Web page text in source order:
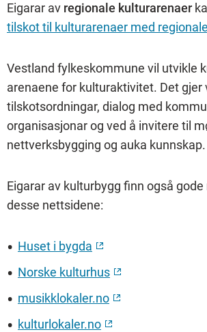
Eigarar av regionale kulturarenaer
tilskot til kulturarenaer med
Vestland fylkeskommune vil utvikle
arenaene for kulturaktivitet. Det gjer
tilskotsordningar, dialog med
organisasjonar og ved å invitere til
nettverksbygging og auka kunnskap.
Eigarar av kulturbygg finn også
desse nettsidene:
Huset i bygda
Norske kulturhus
musikklokaler.no
kulturlokaler.no